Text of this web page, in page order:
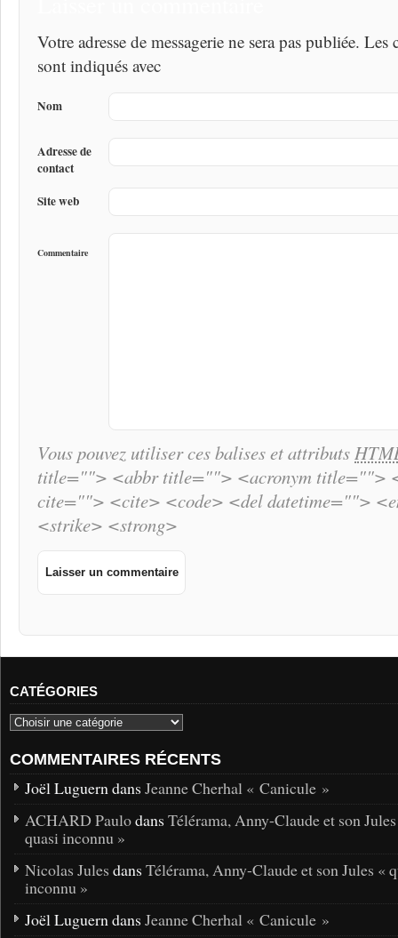
Votre adresse de messagerie ne sera pas publiée.
sont indiqués avec
Nom
Adresse de
contact
Site web
Commentaire
Vous pouvez utiliser ces balises et attributs
title=""> <abbr title=""> <acronym title="">
cite=""> <cite> <code> <del datetime="">
<strike> <strong>
CATÉGORIES
COMMENTAIRES RÉCENTS
Joël Luguern dans Jeanne Cherhal « Canicule »
ACHARD Paulodans Télérama, Anny-Claude et son
quasi inconnu »
Nicolas Jules dans Télérama, Anny-Claude et son Jules «
inconnu »
Joël Luguern dans Jeanne Cherhal « Canicule »